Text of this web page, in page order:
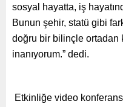
sosyal hayatta, iş
Bunun şehir, statü gibi
doğru bir bilinçle ortadan
inanıyorum.” dedi.
Etkinliğe video